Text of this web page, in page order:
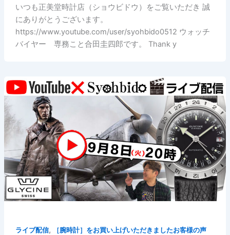
いつも正美堂時計店（ショウビドウ）をご覧いただき 誠
にありがとうございます。
https://www.youtube.com/user/syohbido0512 ウォッチ
バイヤー 専務こと合田圭四郎です。 Thank y
ライブ配信, ［腕時計］をお買い上げいただきましたお客様の声